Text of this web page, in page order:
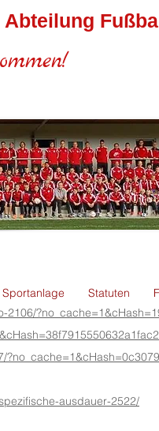
Abteilung
Sportanlage Statuten
ausdauer-2522/